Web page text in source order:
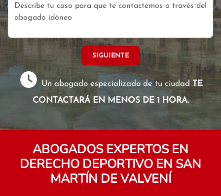
SIGUIENTE
Un abogado especializado de tu ciudadTE
CONTACTARÁ EN MENOS DE 1 HORA.
ABOGADOS EXPERTOS EN
DERECHO DEPORTIVO EN SAN
MARTÍN DE VALVENÍ